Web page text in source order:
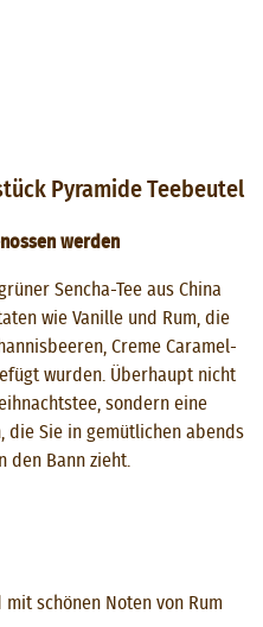
Pyramide Teebeutel
werden
Sencha-Tee aus China
wie Vanille und Rum, die
Creme Caramel-
wurden. Überhaupt nicht
sondern eine
die Sie in gemütlichen abends
den Bann zieht.
schönen Noten von Rum